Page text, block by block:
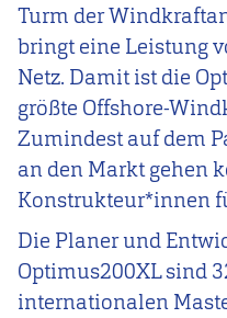
Turm der
bringt eine Leistung
Netz. Damit ist die
größte Offshore-
Zumindest auf dem
an den Markt gehen
Konstrukteur*innen
Die Planer und
Optimus200XL sind
internationalen